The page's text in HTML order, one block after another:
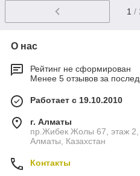
1 /
О нас
Рейтинг не сформирован
Менее 5 отзывов за
Работает с 19.10.2010
г. Алматы
пр.Жибек Жолы 67, этаж 2,
Алматы, Казахстан
Контакты